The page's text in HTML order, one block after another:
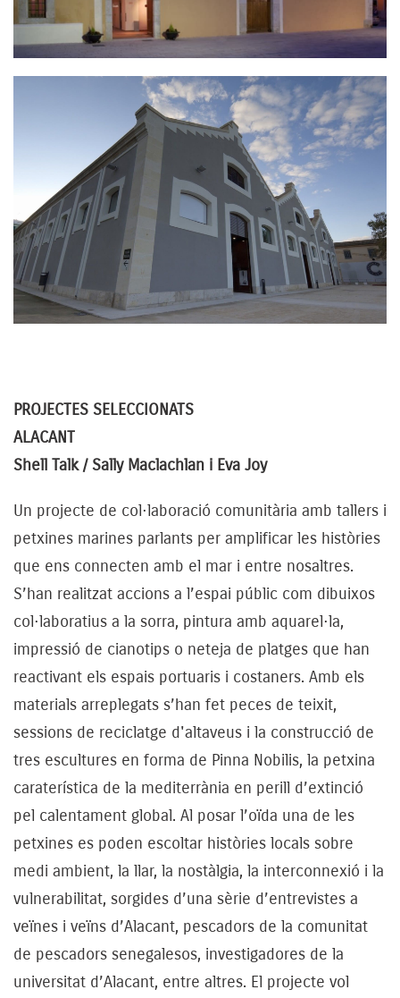
PROJECTES SELECCIONATS
ALACANT
Shell Talk / Sally Maclachlan i Eva Joy
Un projecte de col·laboració comunitària amb tallers i
petxines marines parlants per amplificar les històries
que ens connecten amb el mar i entre nosaltres.
S’han realitzat accions a l’espai públic com dibuixos
col·laboratius a la sorra, pintura amb aquarel·la,
impressió de cianotips o neteja de platges que han
reactivant els espais portuaris i costaners. Amb els
materials arreplegats s’han fet peces de teixit,
sessions de reciclatge d'altaveus i la construcció de
tres escultures en forma de Pinna Nobilis, la petxina
caraterística de la mediterrània en perill d’extinció
pel calentament global. Al posar l’oïda una de les
petxines es poden escoltar històries locals sobre
medi ambient, la llar, la nostàlgia, la interconnexió i la
vulnerabilitat, sorgides d’una sèrie d’entrevistes a
veïnes i veïns d’Alacant, pescadors de la comunitat
de pescadors senegalesos, investigadores de la
universitat d’Alacant, entre altres. El projecte vol